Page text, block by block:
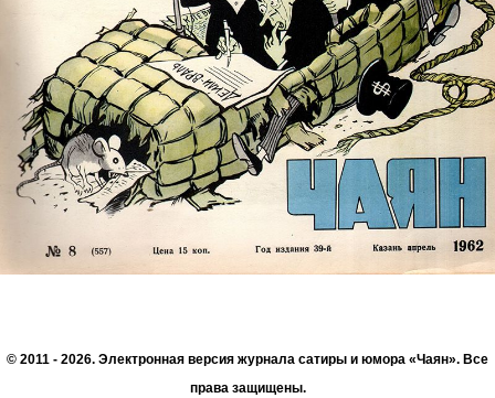
© 2011 - 2026. Электронная версия журнала сатиры и юмора «Чаян». Все
права защищены.